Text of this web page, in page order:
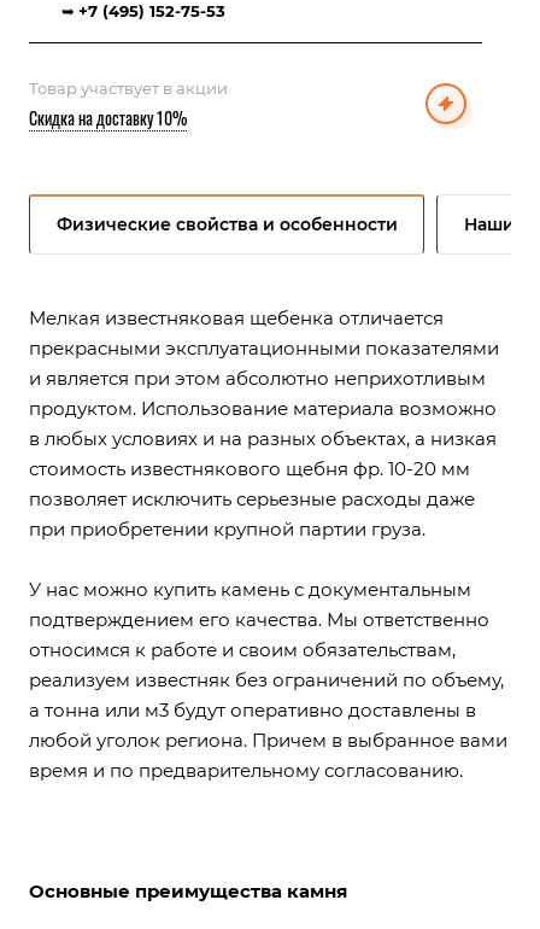
➥ +7 (495) 152-75-53
Товар участвует в акции
Скидка на доставку 10%
Физические свойства и особенности Наши
Мелкая известняковая щебенка отличается
прекрасными эксплуатационными показателями
и является при этом абсолютно неприхотливым
продуктом. Использование материала возможно
в любых условиях и на разных объектах, а низкая
стоимость известнякового щебня фр. 10-20 мм
позволяет исключить серьезные расходы даже
при приобретении крупной партии груза.
У нас можно купить камень с документальным
подтверждением его качества. Мы ответственно
относимся к работе и своим обязательствам,
реализуем известняк без ограничений по объему,
а тонна или м3 будут оперативно доставлены в
любой уголок региона. Причем в выбранное вами
время и по предварительному согласованию.
Основные преимущества камня